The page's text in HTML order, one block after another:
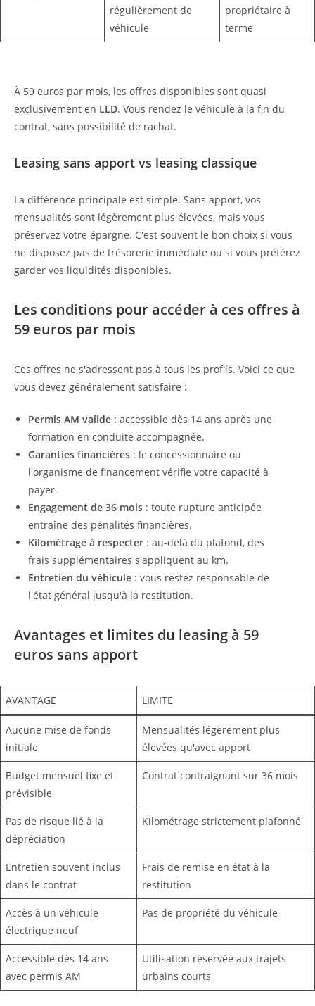
régulièrement de
véhicule
propriétaire à
terme
À 59 euros par mois, les offres disponibles sont quasi
exclusivement en LLD. Vous rendez le véhicule à la fin du
contrat, sans possibilité de rachat.
Leasing sans apport vs leasing classique
La différence principale est simple. Sans apport, vos
mensualités sont légèrement plus élevées, mais vous
préservez votre épargne. C'est souvent le bon choix si vous
ne disposez pas de trésorerie immédiate ou si vous préférez
garder vos liquidités disponibles.
Les conditions pour accéder à ces offres à
59 euros par mois
Ces offres ne s'adressent pas à tous les profils. Voici ce que
vous devez généralement satisfaire :
Permis AM valide : accessible dès 14 ans après une
formation en conduite accompagnée.
Garanties financières : le concessionnaire ou
l'organisme de financement vérifie votre capacité à
payer.
Engagement de 36 mois : toute rupture anticipée
entraîne des pénalités financières.
Kilométrage à respecter : au-delà du plafond, des
frais supplémentaires s'appliquent au km.
Entretien du véhicule : vous restez responsable de
l'état général jusqu'à la restitution.
Avantages et limites du leasing à 59
euros sans apport
AVANTAGE LIMITE
Aucune mise de fonds
initiale
Mensualités légèrement plus
élevées qu'avec apport
Budget mensuel fixe et
prévisible
Contrat contraignant sur 36 mois
Pas de risque lié à la
dépréciation
Kilométrage strictement plafonné
Entretien souvent inclus
dans le contrat
Frais de remise en état à la
restitution
Accès à un véhicule
électrique neuf
Pas de propriété du véhicule
Accessible dès 14 ans
avec permis AM
Utilisation réservée aux trajets
urbains courts